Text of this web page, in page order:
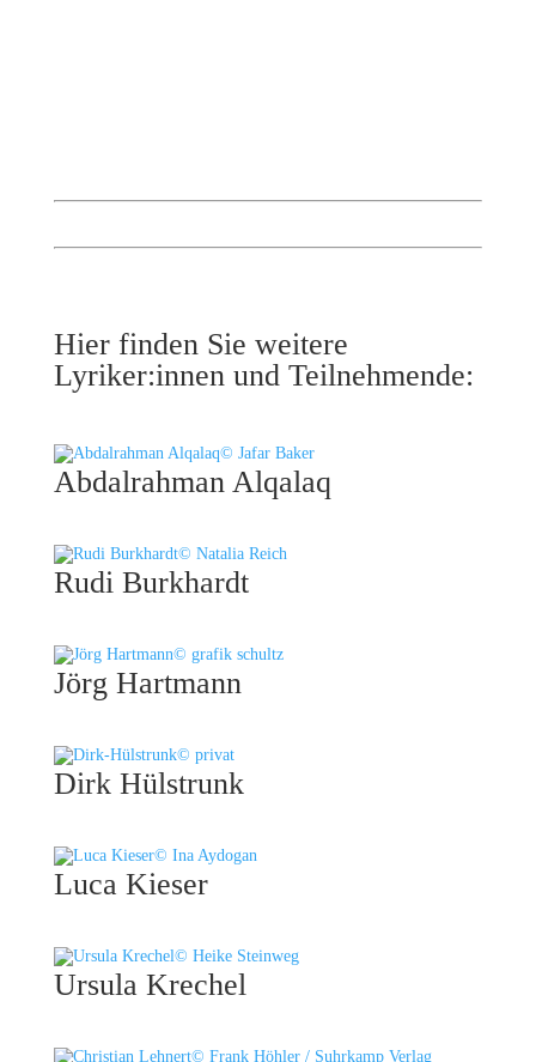
Hier finden Sie weitere
Lyriker:innen und Teilnehmende:
© Jafar Baker
Abdalrahman Alqalaq
© Natalia Reich
Rudi Burkhardt
© grafik schultz
Jörg Hartmann
© privat
Dirk Hülstrunk
© Ina Aydogan
Luca Kieser
© Heike Steinweg
Ursula Krechel
© Frank Höhler / Suhrkamp Verlag